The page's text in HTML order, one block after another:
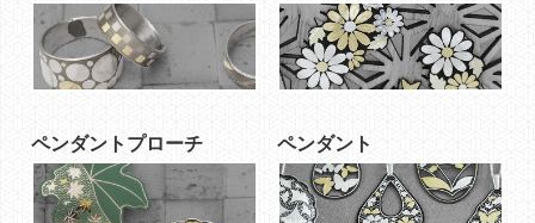
ペンダントプローチ ペンダント